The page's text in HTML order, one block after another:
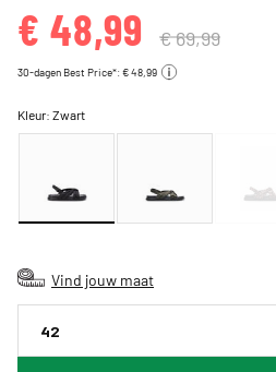
€ 48,99 € 69,99
30-dagen Best Price*: € 48,99
Kleur:Zwart
Vind jouw maat
42